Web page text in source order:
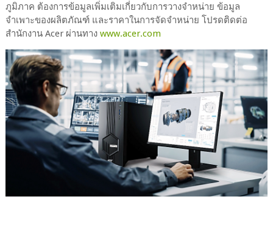
ภูมิภาค ต้องการข้อมูลเพิ่มเติมเกี่ยวกับการวางจำหน่าย ข้อมูล
จำเพาะของผลิตภัณฑ์ และราคาในการจัดจำหน่าย โปรดติดต่อ
สำนักงาน Acer ผ่านทางwww.acer.com